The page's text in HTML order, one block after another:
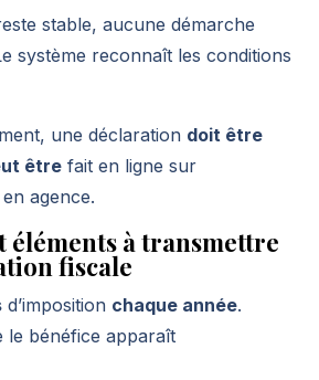
stable, aucune démarche
système reconnaît les conditions
une déclaration doit être
être fait en ligne sur
agence.
éléments à transmettre
fiscale
d’imposition chaque année.
le bénéfice apparaît